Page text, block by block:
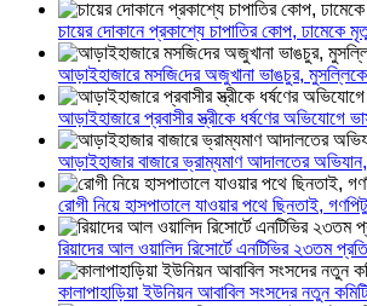
চায়ের দোকানে প্রকাশ্যে চাপাতির কোপ, ঢামেকে
আড়াইহাজারে মস‌জি‌দের অজুখানা ভাঙচুর,
আড়াইহাজারে প্রবাসীর স্ত্রীকে ধর্ষণের অভিযোগে
আড়াইহাজার বাজারে ভ্রাম্যমাণ আদালতের
রোগী নিয়ে হাসপাতালে যাওয়ার পথে ছিনতাই,
রিয়াদের আল ওয়ালিদ রিসোর্টে এনটিভির ২৩তম
কালাপাহাড়িয়া ইউনিয়ন আবাবিল সংসদের নতুন